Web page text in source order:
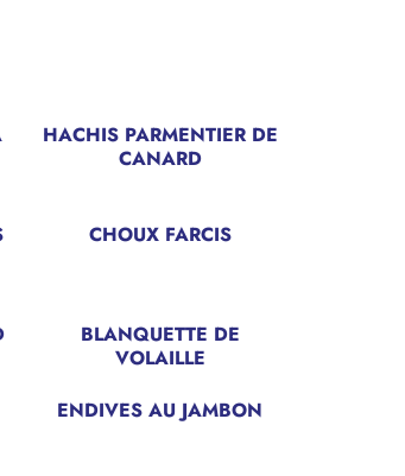
HACHIS PARMENTIER DE
CANARD
CHOUX FARCIS
BLANQUETTE DE
VOLAILLE
ENDIVES AU JAMBON